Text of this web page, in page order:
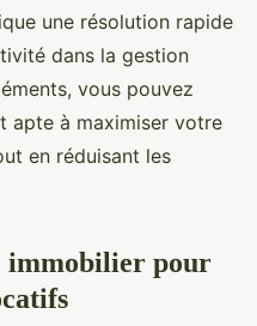
une résolution rapide
dans la gestion
vous pouvez
apte à maximiser votre
en réduisant les
immobilier pour